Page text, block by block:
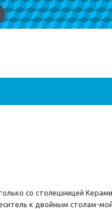
со столешницей
к двойным столам-